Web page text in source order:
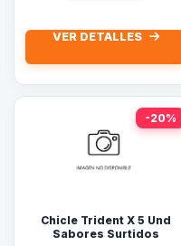
VER DETALLES
-20%
Chicle Trident X 5 Und
Sabores Surtidos